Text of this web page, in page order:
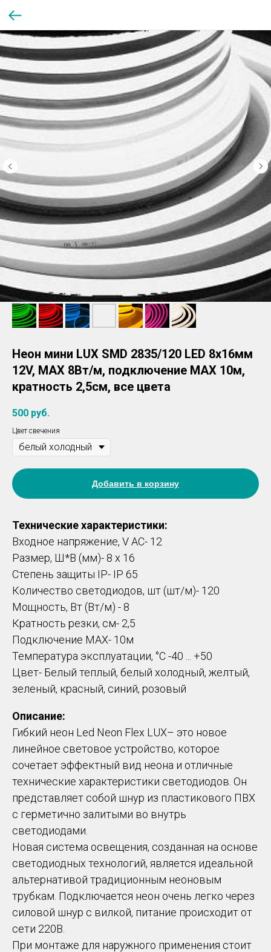
Неон мини LUX SMD 2835/120 LED 8х16мм
12V, MAX 8Вт/м, подключение MAX 10м,
кратность 2,5см, все цвета
500 руб.
Цвет свечения
Добавить в корзину
Технические характеристики:
Входное напряжение, V AC- 12
Размер, Ш*В (мм)- 8 x 16
Степень защиты IP- IP 65
Количество светодиодов, шт (шт/м)- 120
Мощность, Вт (Вт/м) - 8
Кратность резки, см- 2,5
Подключение MAX- 10м
Температура эксплуатации, °С -40 ... +50
Цвет- Белый теплый, белый холодный, желтый,
зеленый, красный, синий, розовый
Описание:
Гибкий неон Led Neon Flex LUX– это новое
линейное световое устройство, которое
сочетает эффектный вид неона и отличные
технические характеристики светодиодов. Он
представляет собой шнур из пластикового ПВХ
с герметично залитыми во внутрь
светодиодами.
Новая система освещения, созданная на основе
светодиодных технологий, является идеальной
альтернативой традиционным неоновым
трубкам. Подключается неон очень легко через
силовой шнур с вилкой, питание происходит от
сети 220В.
При монтаже для наружного применения стоит